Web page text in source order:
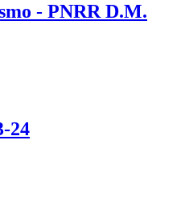
- PNRR D.M.
24